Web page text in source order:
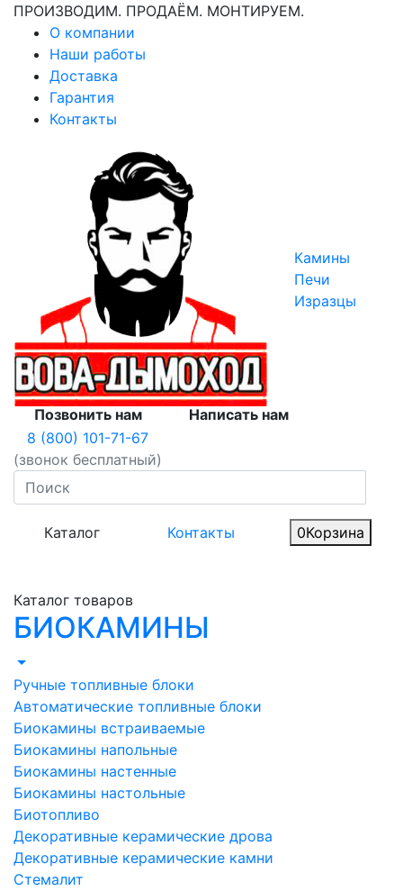
ПРОИЗВОДИМ. ПРОДАЁМ. МОНТИРУЕМ.
О компании
Наши работы
Доставка
Гарантия
Контакты
Камины
Печи
Изразцы
Позвонить нам
8 (800) 101-71-67
(звонок бесплатный)
Написать нам
Каталог Контакты 0Корзина
Каталог товаров
БИОКАМИНЫ
Ручные топливные блоки
Автоматические топливные блоки
Биокамины встраиваемые
Биокамины напольные
Биокамины настенные
Биокамины настольные
Биотопливо
Декоративные керамические дрова
Декоративные керамические камни
Стемалит